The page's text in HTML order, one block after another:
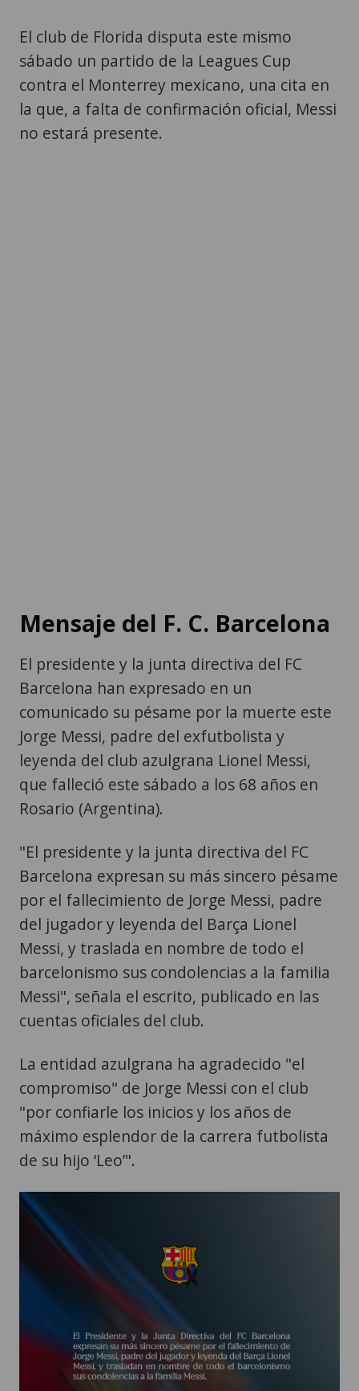
El club de Florida disputa este mismo
sábado un partido de la Leagues Cup
contra el Monterrey mexicano, una cita en
la que, a falta de confirmación oficial, Messi
no estará presente.
Mensaje del F. C. Barcelona
El presidente y la junta directiva del FC
Barcelona han expresado en un
comunicado su pésame por la muerte este
Jorge Messi, padre del exfutbolista y
leyenda del club azulgrana Lionel Messi,
que falleció este sábado a los 68 años en
Rosario (Argentina).
"El presidente y la junta directiva del FC
Barcelona expresan su más sincero pésame
por el fallecimiento de Jorge Messi, padre
del jugador y leyenda del Barça Lionel
Messi, y traslada en nombre de todo el
barcelonismo sus condolencias a la familia
Messi", señala el escrito, publicado en las
cuentas oficiales del club.
La entidad azulgrana ha agradecido "el
compromiso" de Jorge Messi con el club
"por confiarle los inicios y los años de
máximo esplendor de la carrera futbolista
de su hijo ‘Leo’".